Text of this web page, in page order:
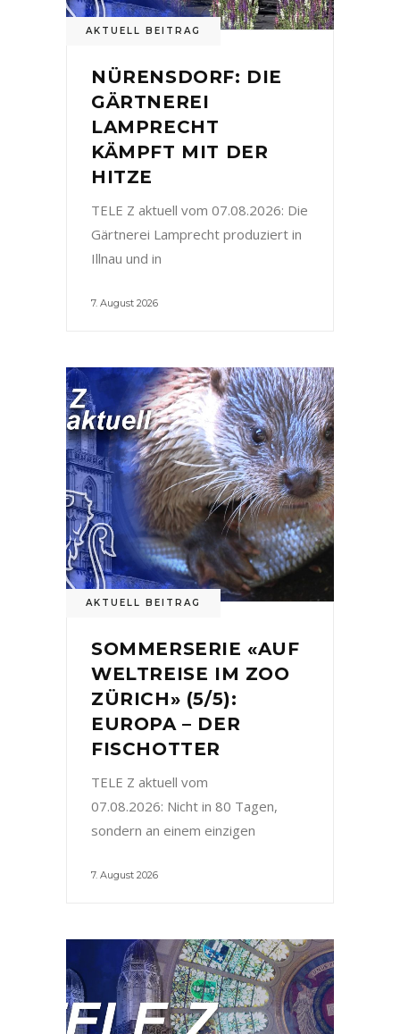
AKTUELL BEITRAG
NÜRENSDORF: DIE
GÄRTNEREI
LAMPRECHT
KÄMPFT MIT DER
HITZE
TELE Z aktuell vom 07.08.2026: Die
Gärtnerei Lamprecht produziert in
Illnau und in
7. August 2026
AKTUELL BEITRAG
SOMMERSERIE «AUF
WELTREISE IM ZOO
ZÜRICH» (5/5):
EUROPA – DER
FISCHOTTER
TELE Z aktuell vom
07.08.2026: Nicht in 80 Tagen,
sondern an einem einzigen
7. August 2026